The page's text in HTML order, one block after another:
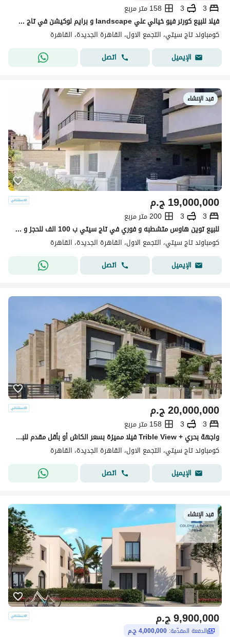
3
3
158 متر مربع
فيلا للبيع كورنر فيو خيالي علي landscape و برايم لوكيشن في تاج سيتي taj city بالتقسيط
كومباوند تاج سيتي، التجمع الاول، القاهرة الجديدة، القاهرة
الإيميل
اتصل
قيد الإنشاء
ج.م19,000,000
3
3
200 متر مربع
للبيع توين هاوس متشطبه و فوري في تاج سيتي ب 100 الف للحجز و خصم مميز للكاش و اقساط علي 10 سنين - التجمع الخامس نيو كايرو
كومباوند تاج سيتي، التجمع الاول، القاهرة الجديدة، القاهرة
الإيميل
اتصل
ج.م20,000,000
3
3
158 متر مربع
واجهة بحري + Trible View فيلا مميزة بسعر الكاش أو بأقل مقدم للبيع في تاج سيتي التجمع الأول بجوار جاردينيا ودقائق من شيراتون Taj City New Cairo
كومباوند تاج سيتي، التجمع الاول، القاهرة الجديدة، القاهرة
الإيميل
اتصل
قيد الإنشاء
ج.م9,900,000
الدفعة المقدّمة: 4,000,000 ج.م